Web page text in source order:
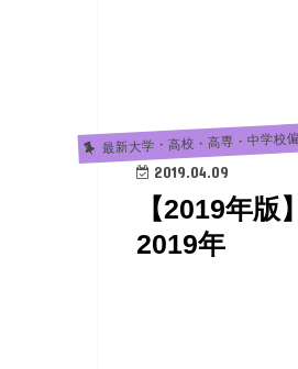
最新大学・高校・高専・中学校
2019.04.09
【2019年
2019年